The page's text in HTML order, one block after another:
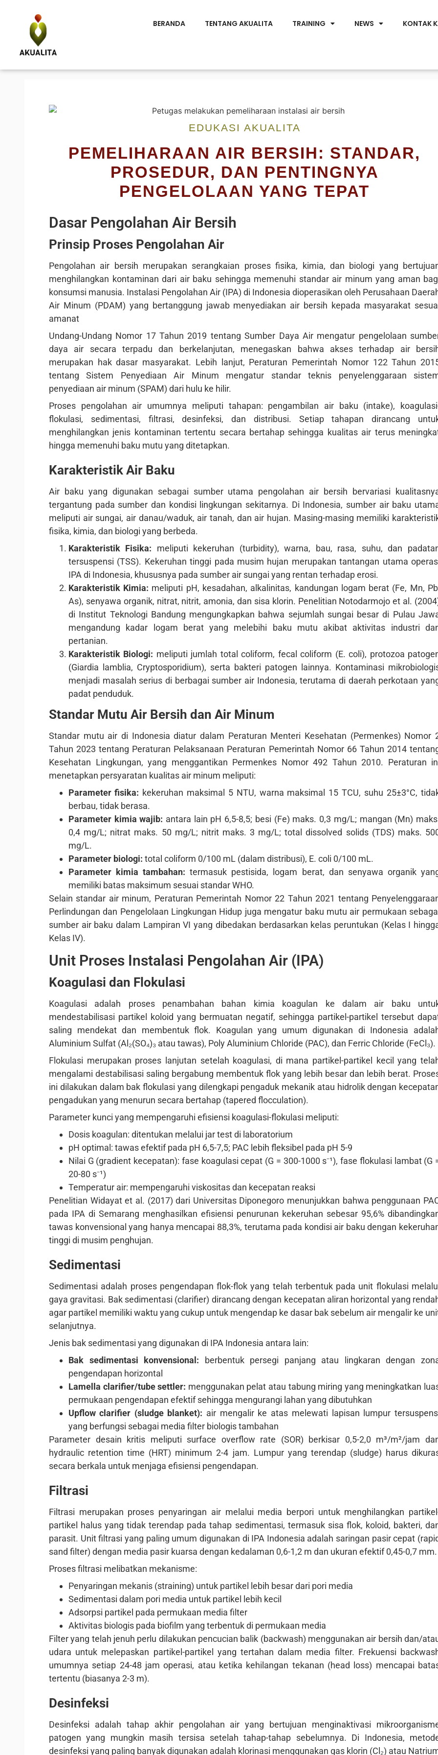
BERANDA TENTANG AKUALITA TRAINING NEWS KONTAK
EDUKASI AKUALITA
PEMELIHARAAN AIR BERSIH: STANDAR,
PROSEDUR, DAN PENTINGNYA
PENGELOLAAN YANG TEPAT
Dasar Pengolahan Air Bersih
Prinsip Proses Pengolahan Air
Pengolahan air bersih merupakan serangkaian proses fisika, kimia, dan biologi yang
menghilangkan kontaminan dari air baku sehingga memenuhi standar air minum yang aman
konsumsi manusia. Instalasi Pengolahan Air (IPA) di Indonesia dioperasikan oleh Perusahaan
Air Minum (PDAM) yang bertanggung jawab menyediakan air bersih kepada masyarakat
amanat
Undang-Undang Nomor 17 Tahun 2019 tentang Sumber Daya Air mengatur pengelolaan
daya air secara terpadu dan berkelanjutan, menegaskan bahwa akses terhadap air
merupakan hak dasar masyarakat. Lebih lanjut, Peraturan Pemerintah Nomor 122 Tahun
tentang Sistem Penyediaan Air Minum mengatur standar teknis penyelenggaraan
penyediaan air minum (SPAM) dari hulu ke hilir.
Proses pengolahan air umumnya meliputi tahapan: pengambilan air baku (intake),
flokulasi, sedimentasi, filtrasi, desinfeksi, dan distribusi. Setiap tahapan dirancang
menghilangkan jenis kontaminan tertentu secara bertahap sehingga kualitas air terus
hingga memenuhi baku mutu yang ditetapkan.
Karakteristik Air Baku
Air baku yang digunakan sebagai sumber utama pengolahan air bersih bervariasi
tergantung pada sumber dan kondisi lingkungan sekitarnya. Di Indonesia, sumber air baku
meliputi air sungai, air danau/waduk, air tanah, dan air hujan. Masing-masing memiliki
fisika, kimia, dan biologi yang berbeda.
Karakteristik Fisika: meliputi kekeruhan (turbidity), warna, bau, rasa, suhu, dan
tersuspensi (TSS). Kekeruhan tinggi pada musim hujan merupakan tantangan utama
IPA di Indonesia, khususnya pada sumber air sungai yang rentan terhadap erosi.
Karakteristik Kimia: meliputi pH, kesadahan, alkalinitas, kandungan logam berat (Fe, Mn,
As), senyawa organik, nitrat, nitrit, amonia, dan sisa klorin. Penelitian Notodarmojo et al.
di Institut Teknologi Bandung mengungkapkan bahwa sejumlah sungai besar di Pulau
mengandung kadar logam berat yang melebihi baku mutu akibat aktivitas industri
pertanian.
Karakteristik Biologi: meliputi jumlah total coliform, fecal coliform (E. coli), protozoa
(Giardia lamblia, Cryptosporidium), serta bakteri patogen lainnya. Kontaminasi
menjadi masalah serius di berbagai sumber air Indonesia, terutama di daerah perkotaan
padat penduduk.
Standar Mutu Air Bersih dan Air Minum
Standar mutu air di Indonesia diatur dalam Peraturan Menteri Kesehatan (Permenkes) Nomor
Tahun 2023 tentang Peraturan Pelaksanaan Peraturan Pemerintah Nomor 66 Tahun 2014
Kesehatan Lingkungan, yang menggantikan Permenkes Nomor 492 Tahun 2010. Peraturan
menetapkan persyaratan kualitas air minum meliputi:
Parameter fisika: kekeruhan maksimal 5 NTU, warna maksimal 15 TCU, suhu 25±3°C,
berbau, tidak berasa.
Parameter kimia wajib: antara lain pH 6,5-8,5; besi (Fe) maks. 0,3 mg/L; mangan (Mn)
0,4 mg/L; nitrat maks. 50 mg/L; nitrit maks. 3 mg/L; total dissolved solids (TDS) maks.
mg/L.
Parameter biologi: total coliform 0/100 mL (dalam distribusi), E. coli 0/100 mL.
Parameter kimia tambahan: termasuk pestisida, logam berat, dan senyawa organik
memiliki batas maksimum sesuai standar WHO.
Selain standar air minum, Peraturan Pemerintah Nomor 22 Tahun 2021 tentang
Perlindungan dan Pengelolaan Lingkungan Hidup juga mengatur baku mutu air permukaan
sumber air baku dalam Lampiran VI yang dibedakan berdasarkan kelas peruntukan (Kelas I
Kelas IV).
Unit Proses Instalasi Pengolahan Air (IPA)
Koagulasi dan Flokulasi
Koagulasi adalah proses penambahan bahan kimia koagulan ke dalam air baku
mendestabilisasi partikel koloid yang bermuatan negatif, sehingga partikel-partikel tersebut
saling mendekat dan membentuk flok. Koagulan yang umum digunakan di Indonesia
Aluminium Sulfat (Al₂(SO₄)₃ atau tawas), Poly Aluminium Chloride (PAC), dan Ferric Chloride (FeCl₃).
Flokulasi merupakan proses lanjutan setelah koagulasi, di mana partikel-partikel kecil yang
mengalami destabilisasi saling bergabung membentuk flok yang lebih besar dan lebih berat.
ini dilakukan dalam bak flokulasi yang dilengkapi pengaduk mekanik atau hidrolik dengan
pengadukan yang menurun secara bertahap (tapered flocculation).
Parameter kunci yang mempengaruhi efisiensi koagulasi-flokulasi meliputi:
Dosis koagulan: ditentukan melalui jar test di laboratorium
pH optimal: tawas efektif pada pH 6,5-7,5; PAC lebih fleksibel pada pH 5-9
Nilai G (gradient kecepatan): fase koagulasi cepat (G = 300-1000 s⁻¹), fase flokulasi lambat (G
20-80 s⁻¹)
Temperatur air: mempengaruhi viskositas dan kecepatan reaksi
Penelitian Widayat et al. (2017) dari Universitas Diponegoro menunjukkan bahwa penggunaan
pada IPA di Semarang menghasilkan efisiensi penurunan kekeruhan sebesar 95,6%
tawas konvensional yang hanya mencapai 88,3%, terutama pada kondisi air baku dengan
tinggi di musim penghujan.
Sedimentasi
Sedimentasi adalah proses pengendapan flok-flok yang telah terbentuk pada unit flokulasi
gaya gravitasi. Bak sedimentasi (clarifier) dirancang dengan kecepatan aliran horizontal yang
agar partikel memiliki waktu yang cukup untuk mengendap ke dasar bak sebelum air mengalir ke
selanjutnya.
Jenis bak sedimentasi yang digunakan di IPA Indonesia antara lain:
Bak sedimentasi konvensional: berbentuk persegi panjang atau lingkaran dengan
pengendapan horizontal
Lamella clarifier/tube settler: menggunakan pelat atau tabung miring yang meningkatkan
permukaan pengendapan efektif sehingga mengurangi lahan yang dibutuhkan
Upflow clarifier (sludge blanket): air mengalir ke atas melewati lapisan lumpur
yang berfungsi sebagai media filter biologis tambahan
Parameter desain kritis meliputi surface overflow rate (SOR) berkisar 0,5-2,0 m³/m²/jam
hydraulic retention time (HRT) minimum 2-4 jam. Lumpur yang terendap (sludge) harus
secara berkala untuk menjaga efisiensi pengendapan.
Filtrasi
Filtrasi merupakan proses penyaringan air melalui media berpori untuk menghilangkan
partikel halus yang tidak terendap pada tahap sedimentasi, termasuk sisa flok, koloid, bakteri,
parasit. Unit filtrasi yang paling umum digunakan di IPA Indonesia adalah saringan pasir cepat
sand filter) dengan media pasir kuarsa dengan kedalaman 0,6-1,2 m dan ukuran efektif 0,45-0,7 mm.
Proses filtrasi melibatkan mekanisme:
Penyaringan mekanis (straining) untuk partikel lebih besar dari pori media
Sedimentasi dalam pori media untuk partikel lebih kecil
Adsorpsi partikel pada permukaan media filter
Aktivitas biologis pada biofilm yang terbentuk di permukaan media
Filter yang telah jenuh perlu dilakukan pencucian balik (backwash) menggunakan air bersih dan/
udara untuk melepaskan partikel-partikel yang tertahan dalam media filter. Frekuensi
umumnya setiap 24-48 jam operasi, atau ketika kehilangan tekanan (head loss) mencapai
tertentu (biasanya 2-3 m).
Desinfeksi
Desinfeksi adalah tahap akhir pengolahan air yang bertujuan menginaktivasi
patogen yang mungkin masih tersisa setelah tahap-tahap sebelumnya. Di Indonesia,
desinfeksi yang paling banyak digunakan adalah klorinasi menggunakan gas klorin (Cl₂) atau